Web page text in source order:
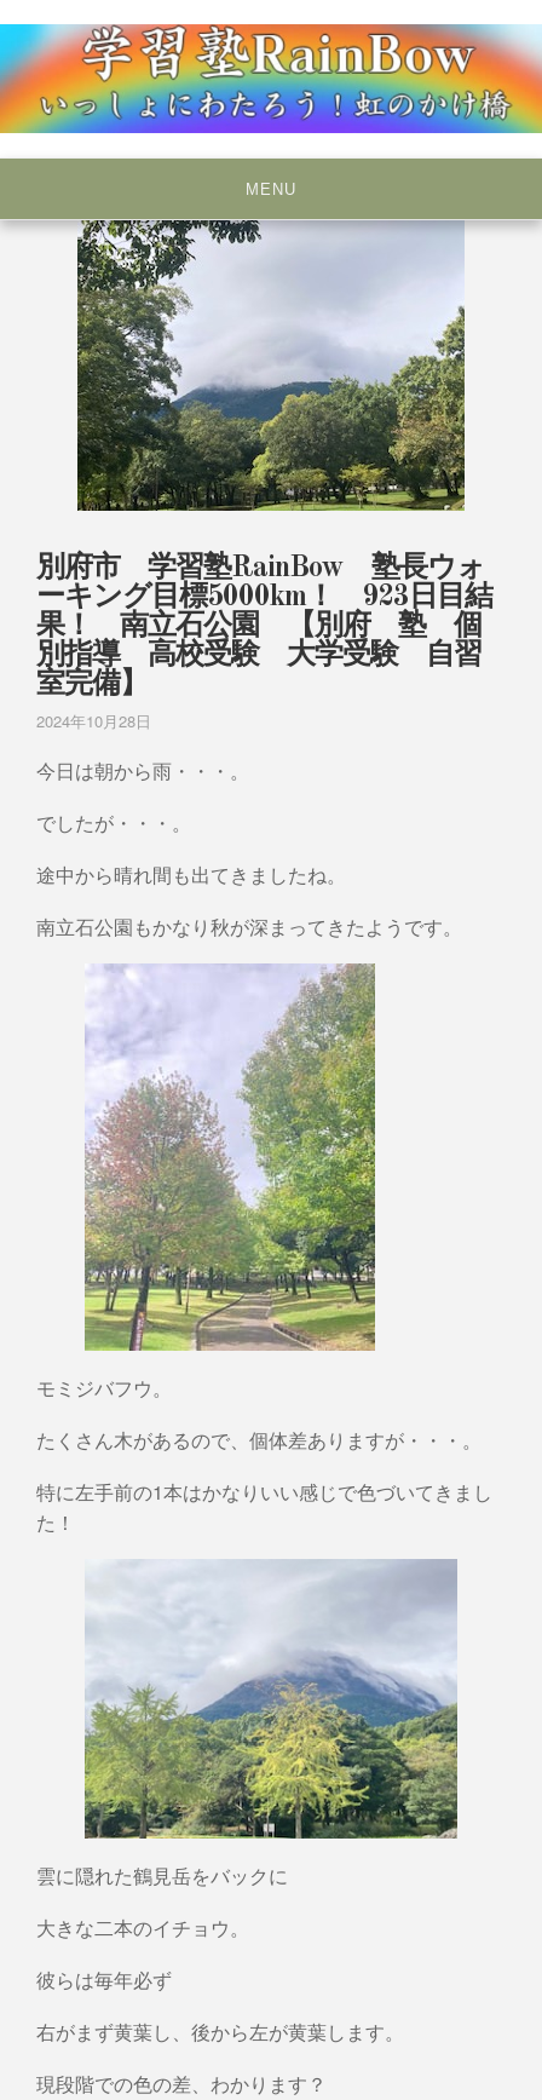
to
content
学習塾RainBow
MENU
別府市 学習塾RainBow 塾長ウォ
ーキング目標5000km！ 923日目結
果！ 南立石公園 【別府 塾 個
別指導 高校受験 大学受験 自習
室完備】
2024年10月28日
今日は朝から雨・・・。
でしたが・・・。
途中から晴れ間も出てきましたね。
南立石公園もかなり秋が深まってきたようです。
モミジバフウ。
たくさん木があるので、個体差ありますが・・・。
特に左手前の1本はかなりいい感じで色づいてきまし
た！
雲に隠れた鶴見岳をバックに
大きな二本のイチョウ。
彼らは毎年必ず
右がまず黄葉し、後から左が黄葉します。
現段階での色の差、わかります？